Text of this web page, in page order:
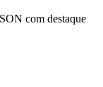
com destaque